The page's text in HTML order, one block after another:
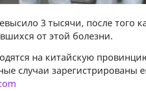
3 тысячи, после того
от этой болезни.
на китайскую
случаи зарегистрированы